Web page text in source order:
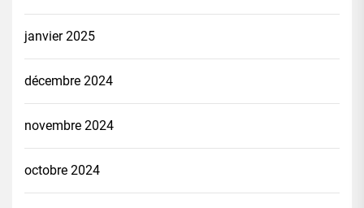
janvier 2025
décembre 2024
novembre 2024
octobre 2024